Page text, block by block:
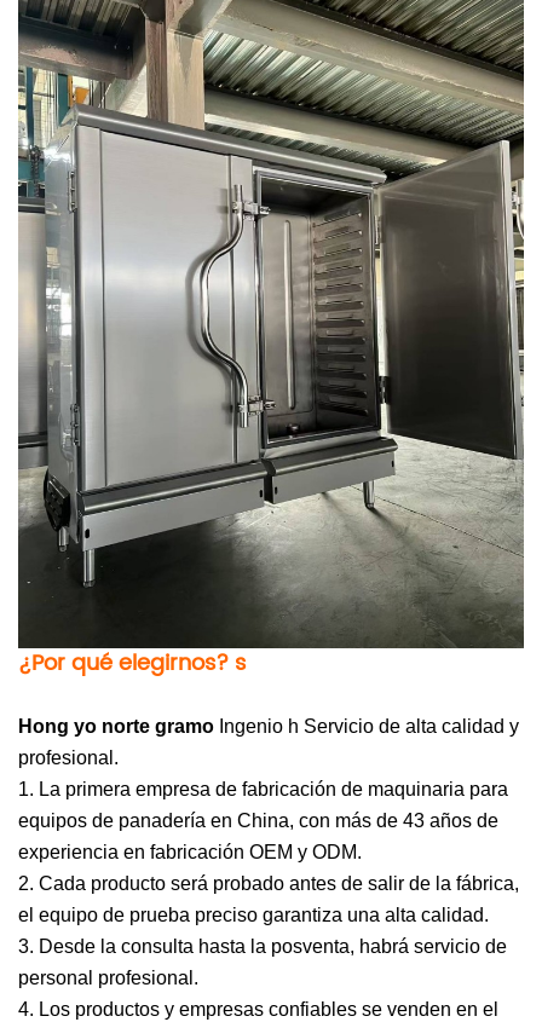
¿Por qué elegirnos? s
Hong yo norte gramo Ingenio h Servicio de alta calidad y
profesional.
1. La primera empresa de fabricación de maquinaria para
equipos de panadería en China, con más de 43 años de
experiencia en fabricación OEM y ODM.
2. Cada producto será probado antes de salir de la fábrica,
el equipo de prueba preciso garantiza una alta calidad.
3. Desde la consulta hasta la posventa, habrá servicio de
personal profesional.
4. Los productos y empresas confiables se venden en el